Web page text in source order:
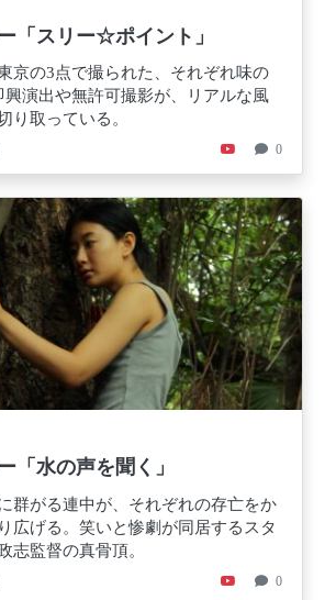
「スリー☆ポイント」
京の3点で撮られた、それぞれ味の
興演出や無許可撮影が、リアルな風
り取っている。
0
「水の声を聞く」
群がる連中が、それぞれの存亡をか
広げる。笑いと惨劇が同居するスタ
志監督の真骨頂。
0